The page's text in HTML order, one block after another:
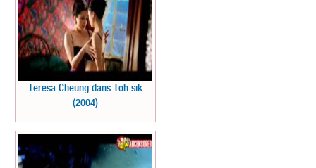
Teresa Cheung dans Toh sik
(2004)